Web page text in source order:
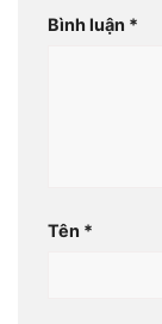
Bình luận *
Tên *